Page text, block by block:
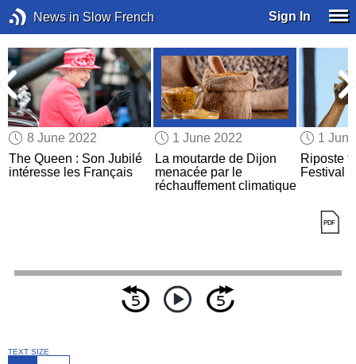
News in Slow French Sign In
8 June 2022
The Queen : Son Jubilé
intéresse les Français
1 June 2022
La moutarde de Dijon
menacée par le
réchauffement climatique
1
Riposte
Festival
TEXT SIZE